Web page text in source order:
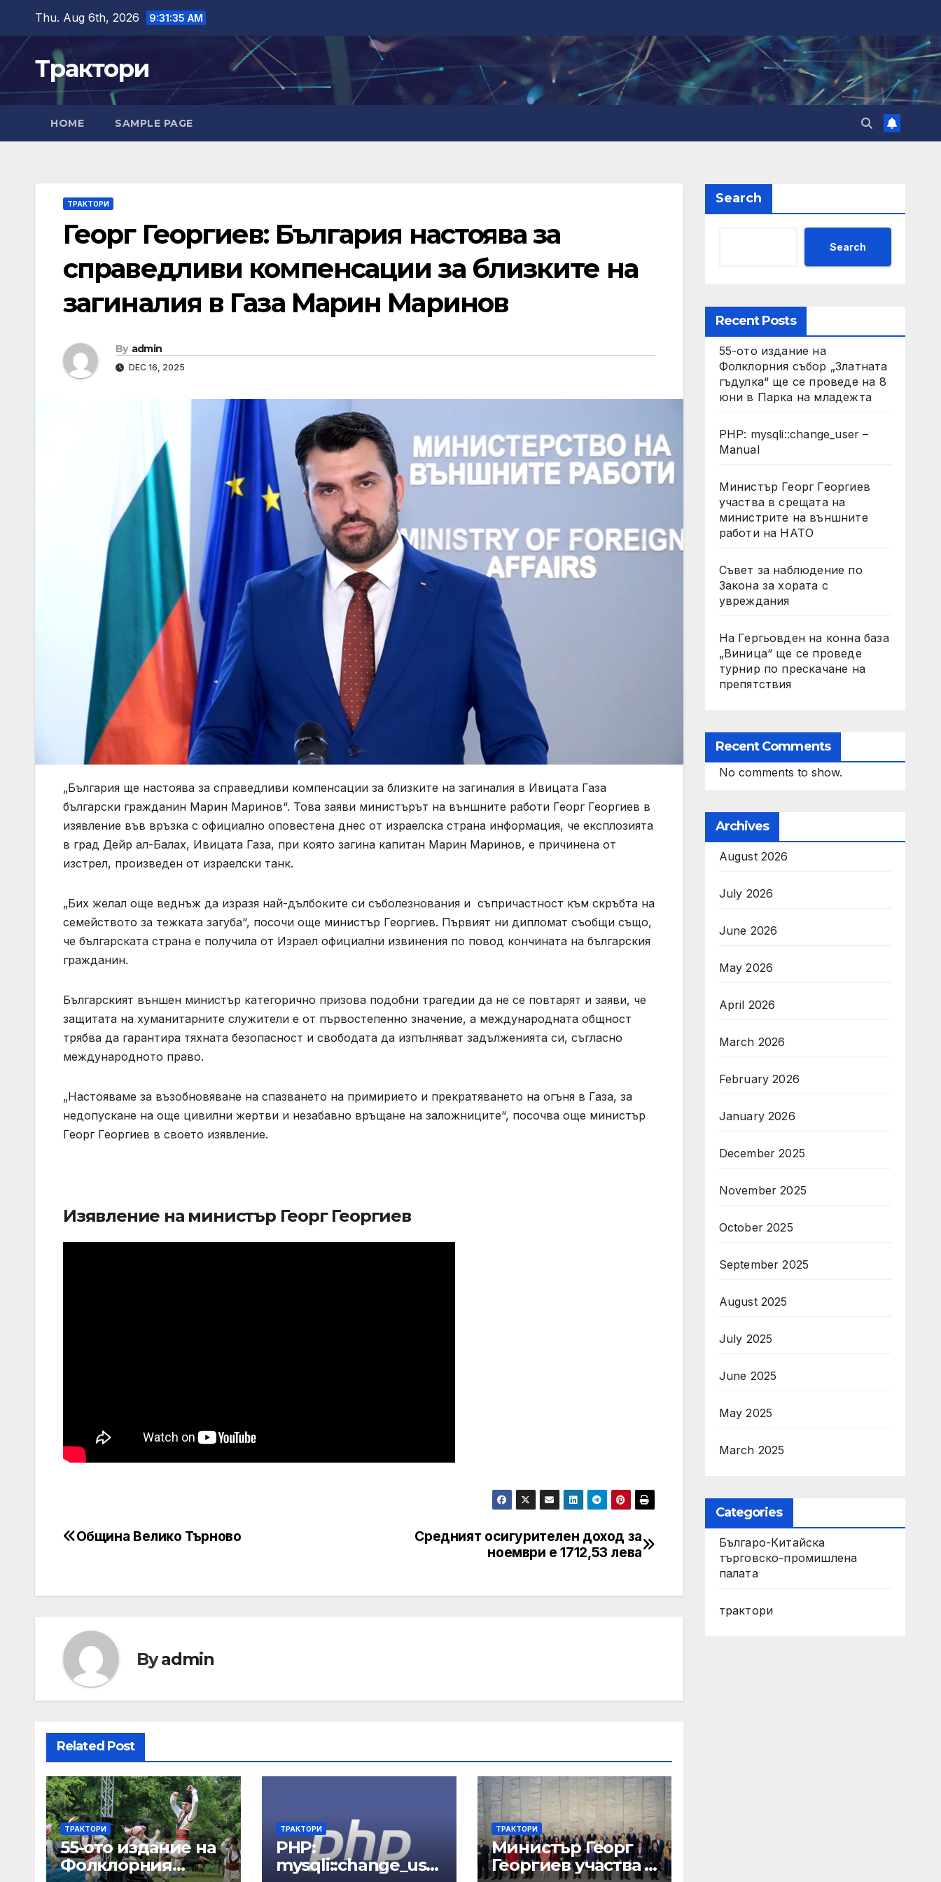
content
Thu. Aug 6th, 2026 9:31:36 AM
Трактори
HOME SAMPLE PAGE
ТРАКТОРИ
Георг Георгиев: България настоява за
справедливи компенсации за близките на
загиналия в Газа Марин Маринов
By admin
DEC 16, 2025
„България ще настоява за справедливи компенсации за близките на загиналия в Ивицата Газа
български гражданин Марин Маринов“. Това заяви министърът на външните работи Георг Георгиев в
изявление във връзка с официално оповестена днес от израелска страна информация, че експлозията
в град Дейр ал-Балах, Ивицата Газа, при която загина капитан Марин Маринов, е причинена от
изстрел, произведен от израелски танк.
„Бих желал още веднъж да изразя най-дълбоките си съболезнования и съпричастност към скръбта на
семейството за тежката загуба“, посочи още министър Георгиев. Първият ни дипломат съобщи също,
че българската страна е получила от Израел официални извинения по повод кончината на българския
гражданин.
Българският външен министър категорично призова подобни трагедии да не се повтарят и заяви, че
защитата на хуманитарните служители е от първостепенно значение, а международната общност
трябва да гарантира тяхната безопасност и свободата да изпълняват задълженията си, съгласно
международното право.
„Настояваме за възобновяване на спазването на примирието и прекратяването на огъня в Газа, за
недопускане на още цивилни жертви и незабавно връщане на заложниците“, посочва още министър
Георг Георгиев в своето изявление.
Изявление на министър Георг Георгиев
Post
Средният осигурителен доход за
ноември е 1712,53 лева
Община Велико Търново
Byadmin
Related Post
ТРАКТОРИ
55-ото издание на
Фолклорния
ТРАКТОРИ
PHP:
mysqli::change_use
ТРАКТОРИ
Министър Георг
Георгиев участва в
Search
Search
Recent Posts
55-ото издание на
Фолклорния събор „Златната
гъдулка“ ще се проведе на 8
юни в Парка на младежта
PHP: mysqli::change_user –
Manual
Министър Георг Георгиев
участва в срещата на
министрите на външните
работи на НАТО
Съвет за наблюдение по
Закона за хората с
увреждания
На Гергьовден на конна база
„Виница“ ще се проведе
турнир по прескачане на
препятствия
Recent Comments
No comments to show.
Archives
August 2026
July 2026
June 2026
May 2026
April 2026
March 2026
February 2026
January 2026
December 2025
November 2025
October 2025
September 2025
August 2025
July 2025
June 2025
May 2025
March 2025
Categories
Българо-Китайска
търговско-промишлена
палата
трактори